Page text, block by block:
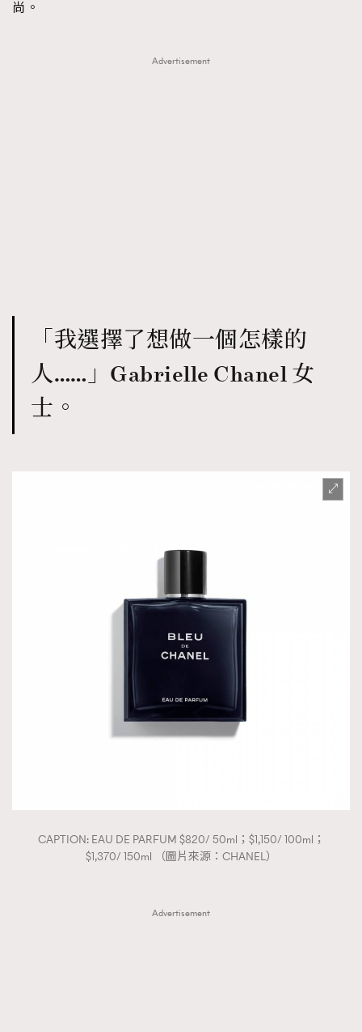
FashionWeek
尚。
Advertisement
「我選擇了想做一個怎樣的
人……」Gabrielle Chanel 女
士。
CAPTION: EAU DE PARFUM $820/ 50ml；$1,150/ 100ml；
$1,370/ 150ml （圖片來源：CHANEL）
Advertisement